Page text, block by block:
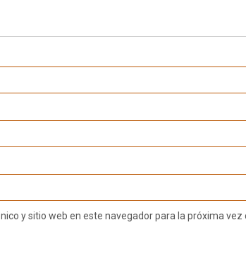
y sitio web en este navegador para la próxima vez